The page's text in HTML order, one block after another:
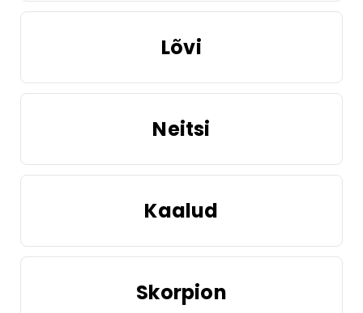
Lõvi
Neitsi
Kaalud
Skorpion